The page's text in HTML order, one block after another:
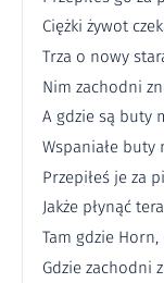
Ciężki żywot
Trza o nowy
Nim zachodni
A gdzie są buty
Wspaniałe buty
Przepiłeś je za
Jakże płynąć
Tam gdzie
Gdzie zachodni